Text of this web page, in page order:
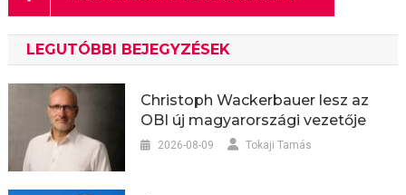
LEGUTÓBBI BEJEGYZÉSEK
Christoph Wackerbauer lesz az
OBI új magyarországi vezetője
2026-08-09 Tokaji Tamás